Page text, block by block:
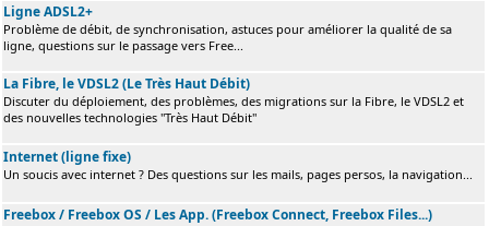
Ligne ADSL2+
Problème de débit, de synchronisation, astuces pour améliorer la qualité de sa
ligne, questions sur le passage vers Free...
La Fibre, le VDSL2 (Le Très Haut Débit)
Discuter du déploiement, des problèmes, des migrations sur la Fibre, le VDSL2 et
des nouvelles technologies "Très Haut Débit"
Internet (ligne fixe)
Un soucis avec internet ? Des questions sur les mails, pages persos, la navigation...
Freebox / Freebox OS / Les App. (Freebox Connect, Freebox Files...)